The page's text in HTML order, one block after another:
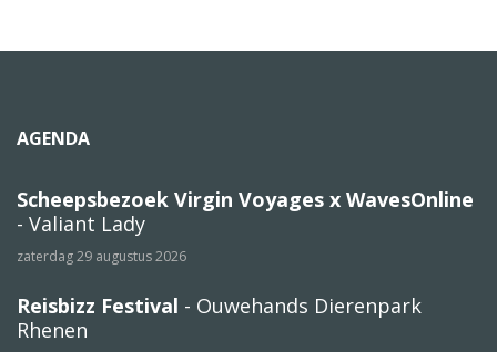
AGENDA
Scheepsbezoek Virgin Voyages x WavesOnline
- Valiant Lady
zaterdag 29 augustus 2026
Reisbizz Festival - Ouwehands Dierenpark
Rhenen